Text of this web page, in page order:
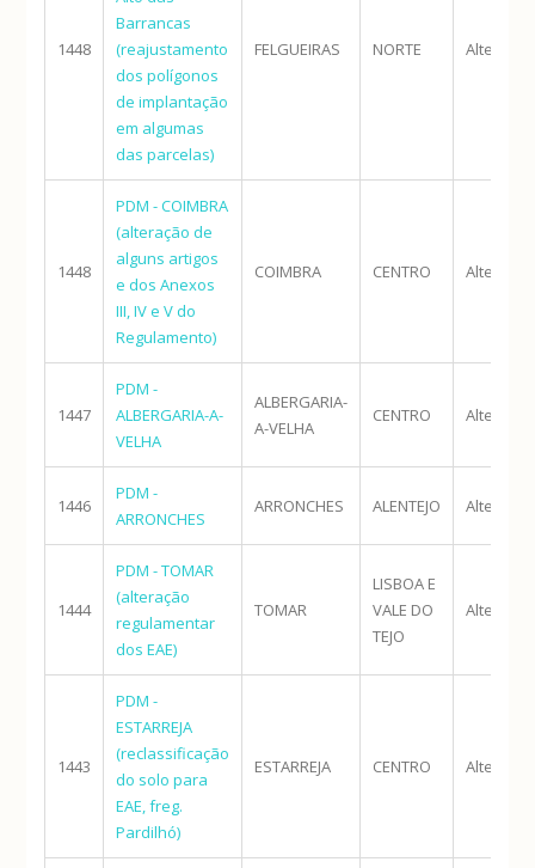
1448
Barrancas
(reajustamento
dos polígonos
de implantação
em algumas
das parcelas)
FELGUEIRAS NORTE Alteração
1448
PDM - COIMBRA
(alteração de
alguns artigos
e dos Anexos
III, IV e V do
Regulamento)
COIMBRA CENTRO Alteração
1447
PDM -
ALBERGARIA-A-
VELHA
ALBERGARIA-
A-VELHA
CENTRO Alteração
1446
PDM -
ARRONCHES
ARRONCHES ALENTEJO Alteração
1444
PDM - TOMAR
(alteração
regulamentar
dos EAE)
TOMAR
LISBOA E
VALE DO
TEJO
Alteração
1443
PDM -
ESTARREJA
(reclassificação
do solo para
EAE, freg.
Pardilhó)
ESTARREJA CENTRO Alteração